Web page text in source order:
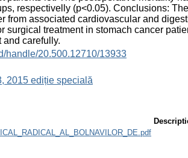
respectivelly (p<0.05). Conclusions:
from associated cardiovascular and
surgical treatment in stomach cancer
and carefully.
handle/20.500.12710/13933
2015 ediție specială